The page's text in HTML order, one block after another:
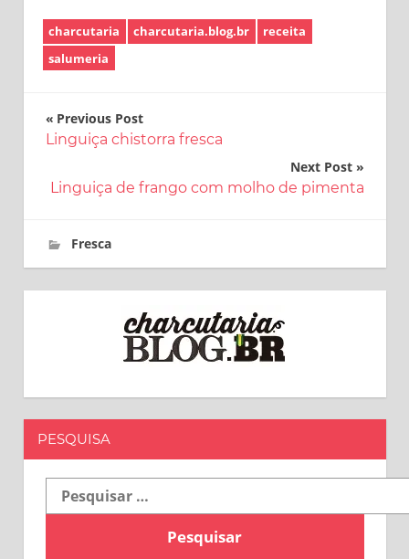
charcutaria charcutaria.blog.br
receita
salumeria
Navegação
Post
Previous Post
Linguiça chistorra fresca
Next Post
Linguiça de frango com molho de pimenta
2 de março de 2018
charcutaria.blog.br
Fresca
PESQUISA
Pesquisar
por: